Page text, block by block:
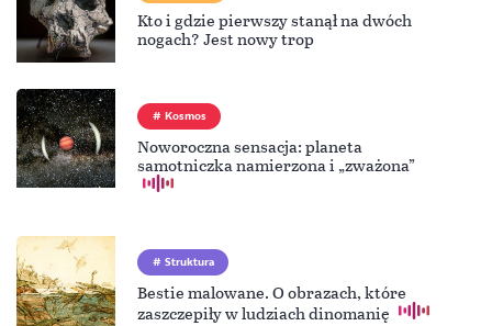
Kto i gdzie pierwszy stanął na dwóch
nogach? Jest nowy trop
Kosmos
Noworoczna sensacja: planeta
samotniczka namierzona i „zważona”
Struktura
Bestie malowane. O obrazach, które
zaszczepiły w ludziach dinomanię